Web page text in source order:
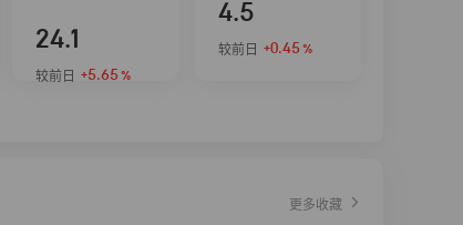
24.1
较前日 +5.65 %
4.5
较前日 +0.45 %
更多收藏